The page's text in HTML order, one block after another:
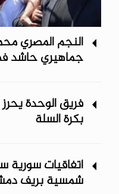
النجم المصري
جماهيري حاشد
فريق الوحدة
بكرة السلة
اتفاقيات
شمسية ‏بريف دمشق